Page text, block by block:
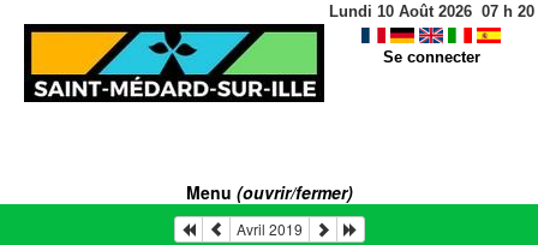
Lundi 10 Août 2026 07h 20
Se connecter
Menu (ouvrir/fermer)
Avril 2019